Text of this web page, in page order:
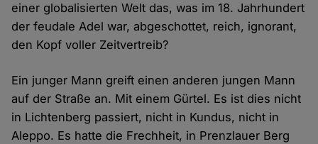
einer globalisierten Welt das, was im 18. Jahrhundert
der feudale Adel war, abgeschottet, reich, ignorant,
den Kopf voller Zeitvertreib?
Ein junger Mann greift einen anderen jungen Mann
auf der Straße an. Mit einem Gürtel. Es ist dies nicht
in Lichtenberg passiert, nicht in Kundus, nicht in
Aleppo. Es hatte die Frechheit, in Prenzlauer Berg